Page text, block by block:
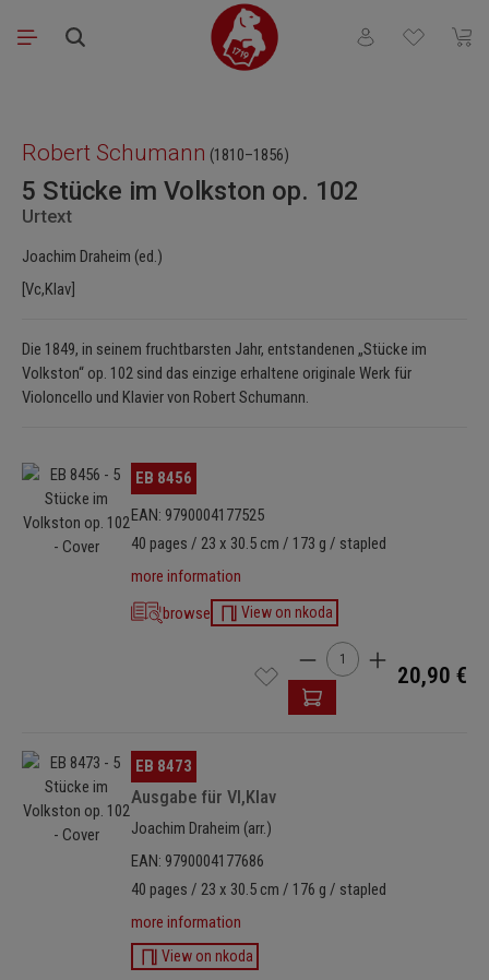
Saltar al contenido principal
Tienes 0 El
Robert Schumann (1810–1856)
5 Stücke im Volkston op. 102
Urtext
Joachim Draheim (ed.)
[Vc,Klav]
Die 1849, in seinem fruchtbarsten Jahr, entstandenen „Stücke im
Volkston“ op. 102 sind das einzige erhaltene originale Werk für
Violoncello und Klavier von Robert Schumann.
Omitir galería de imágenes
EB 8456
EAN: 9790004177525
40 pages / 23 x 30.5 cm / 173 g / stapled
more information
browse
View on nkoda
Cantidad del producto:
20,90 €
Omitir galería de imágenes
EB 8473
Ausgabe für Vl,Klav
Joachim Draheim (arr.)
EAN: 9790004177686
40 pages / 23 x 30.5 cm / 176 g / stapled
more information
View on nkoda